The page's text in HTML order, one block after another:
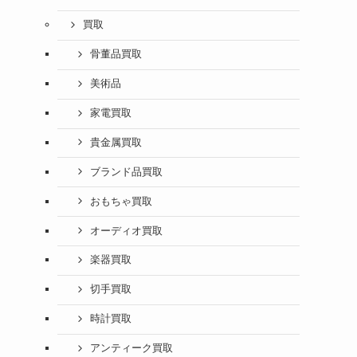
買取
骨董品買取
美術品
家電買取
貴金属買取
ブランド品買取
おもちゃ買取
オーディオ買取
楽器買取
切手買取
時計買取
アンティーク買取